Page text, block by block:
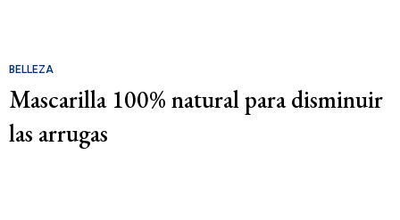
BELLEZA
Mascarilla 100% natural para disminuir
las arrugas